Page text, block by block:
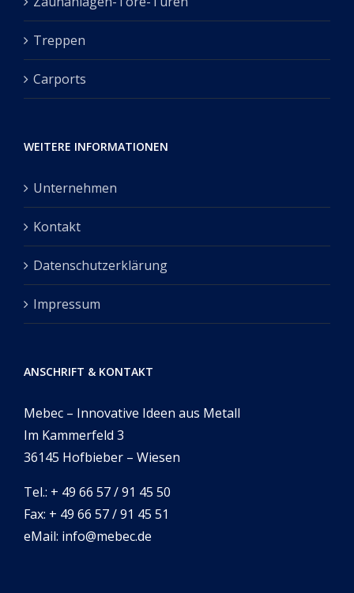
Treppen
Carports
WEITERE INFORMATIONEN
Unternehmen
Kontakt
Datenschutzerklärung
Impressum
ANSCHRIFT & KONTAKT
Mebec – Innovative Ideen aus Metall
Im Kammerfeld 3
36145 Hofbieber – Wiesen
Tel.: + 49 66 57 / 91 45 50
Fax: + 49 66 57 / 91 45 51
eMail: info@mebec.de